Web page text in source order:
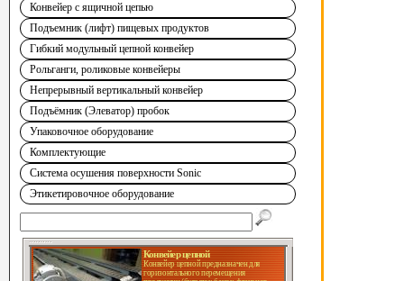
Конвейер с ящичной цепью
Подъемник (лифт) пищевых продуктов
Гибкий модульный цепной конвейер
Рольганги, роликовые конвейеры
Непрерывный вертикальный конвейер
Подъёмник (Элеватор) пробок
Упаковочное оборудование
Комплектующие
Система осушения поверхности Sonic
Этикетировочное оборудование
Конвейер цепной
Конвейер цепной предназначен для
горизонтального перемещения